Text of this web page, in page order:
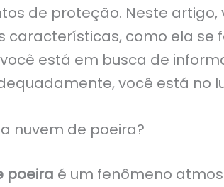
de proteção. Neste
características, como ela se
você está em busca de
você está no
nuvem de poeira?
poeira é um fenômeno